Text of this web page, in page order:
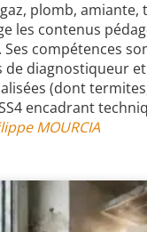
plomb, amiante,
les contenus
Ses compétences
de diagnostiqueur
(dont
encadrant
MOURCIA